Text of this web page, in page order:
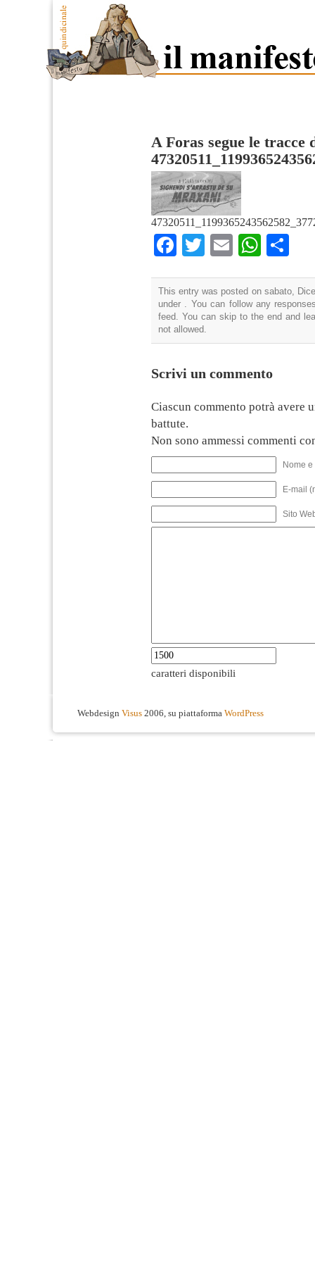
A Foras segue le tracce
Facebook
TwitterEmail
This entry was posted on sabato,
under . You can follow any
feed. You can skip to the end and
not allowed.
Scrivi un commento
Ciascun commento potrà avere
battute.
Non sono ammessi commenti
Nome
E-mail
Sito
caratteri disponibili
Webdesign Visus 2006, su piattaforma WordPress